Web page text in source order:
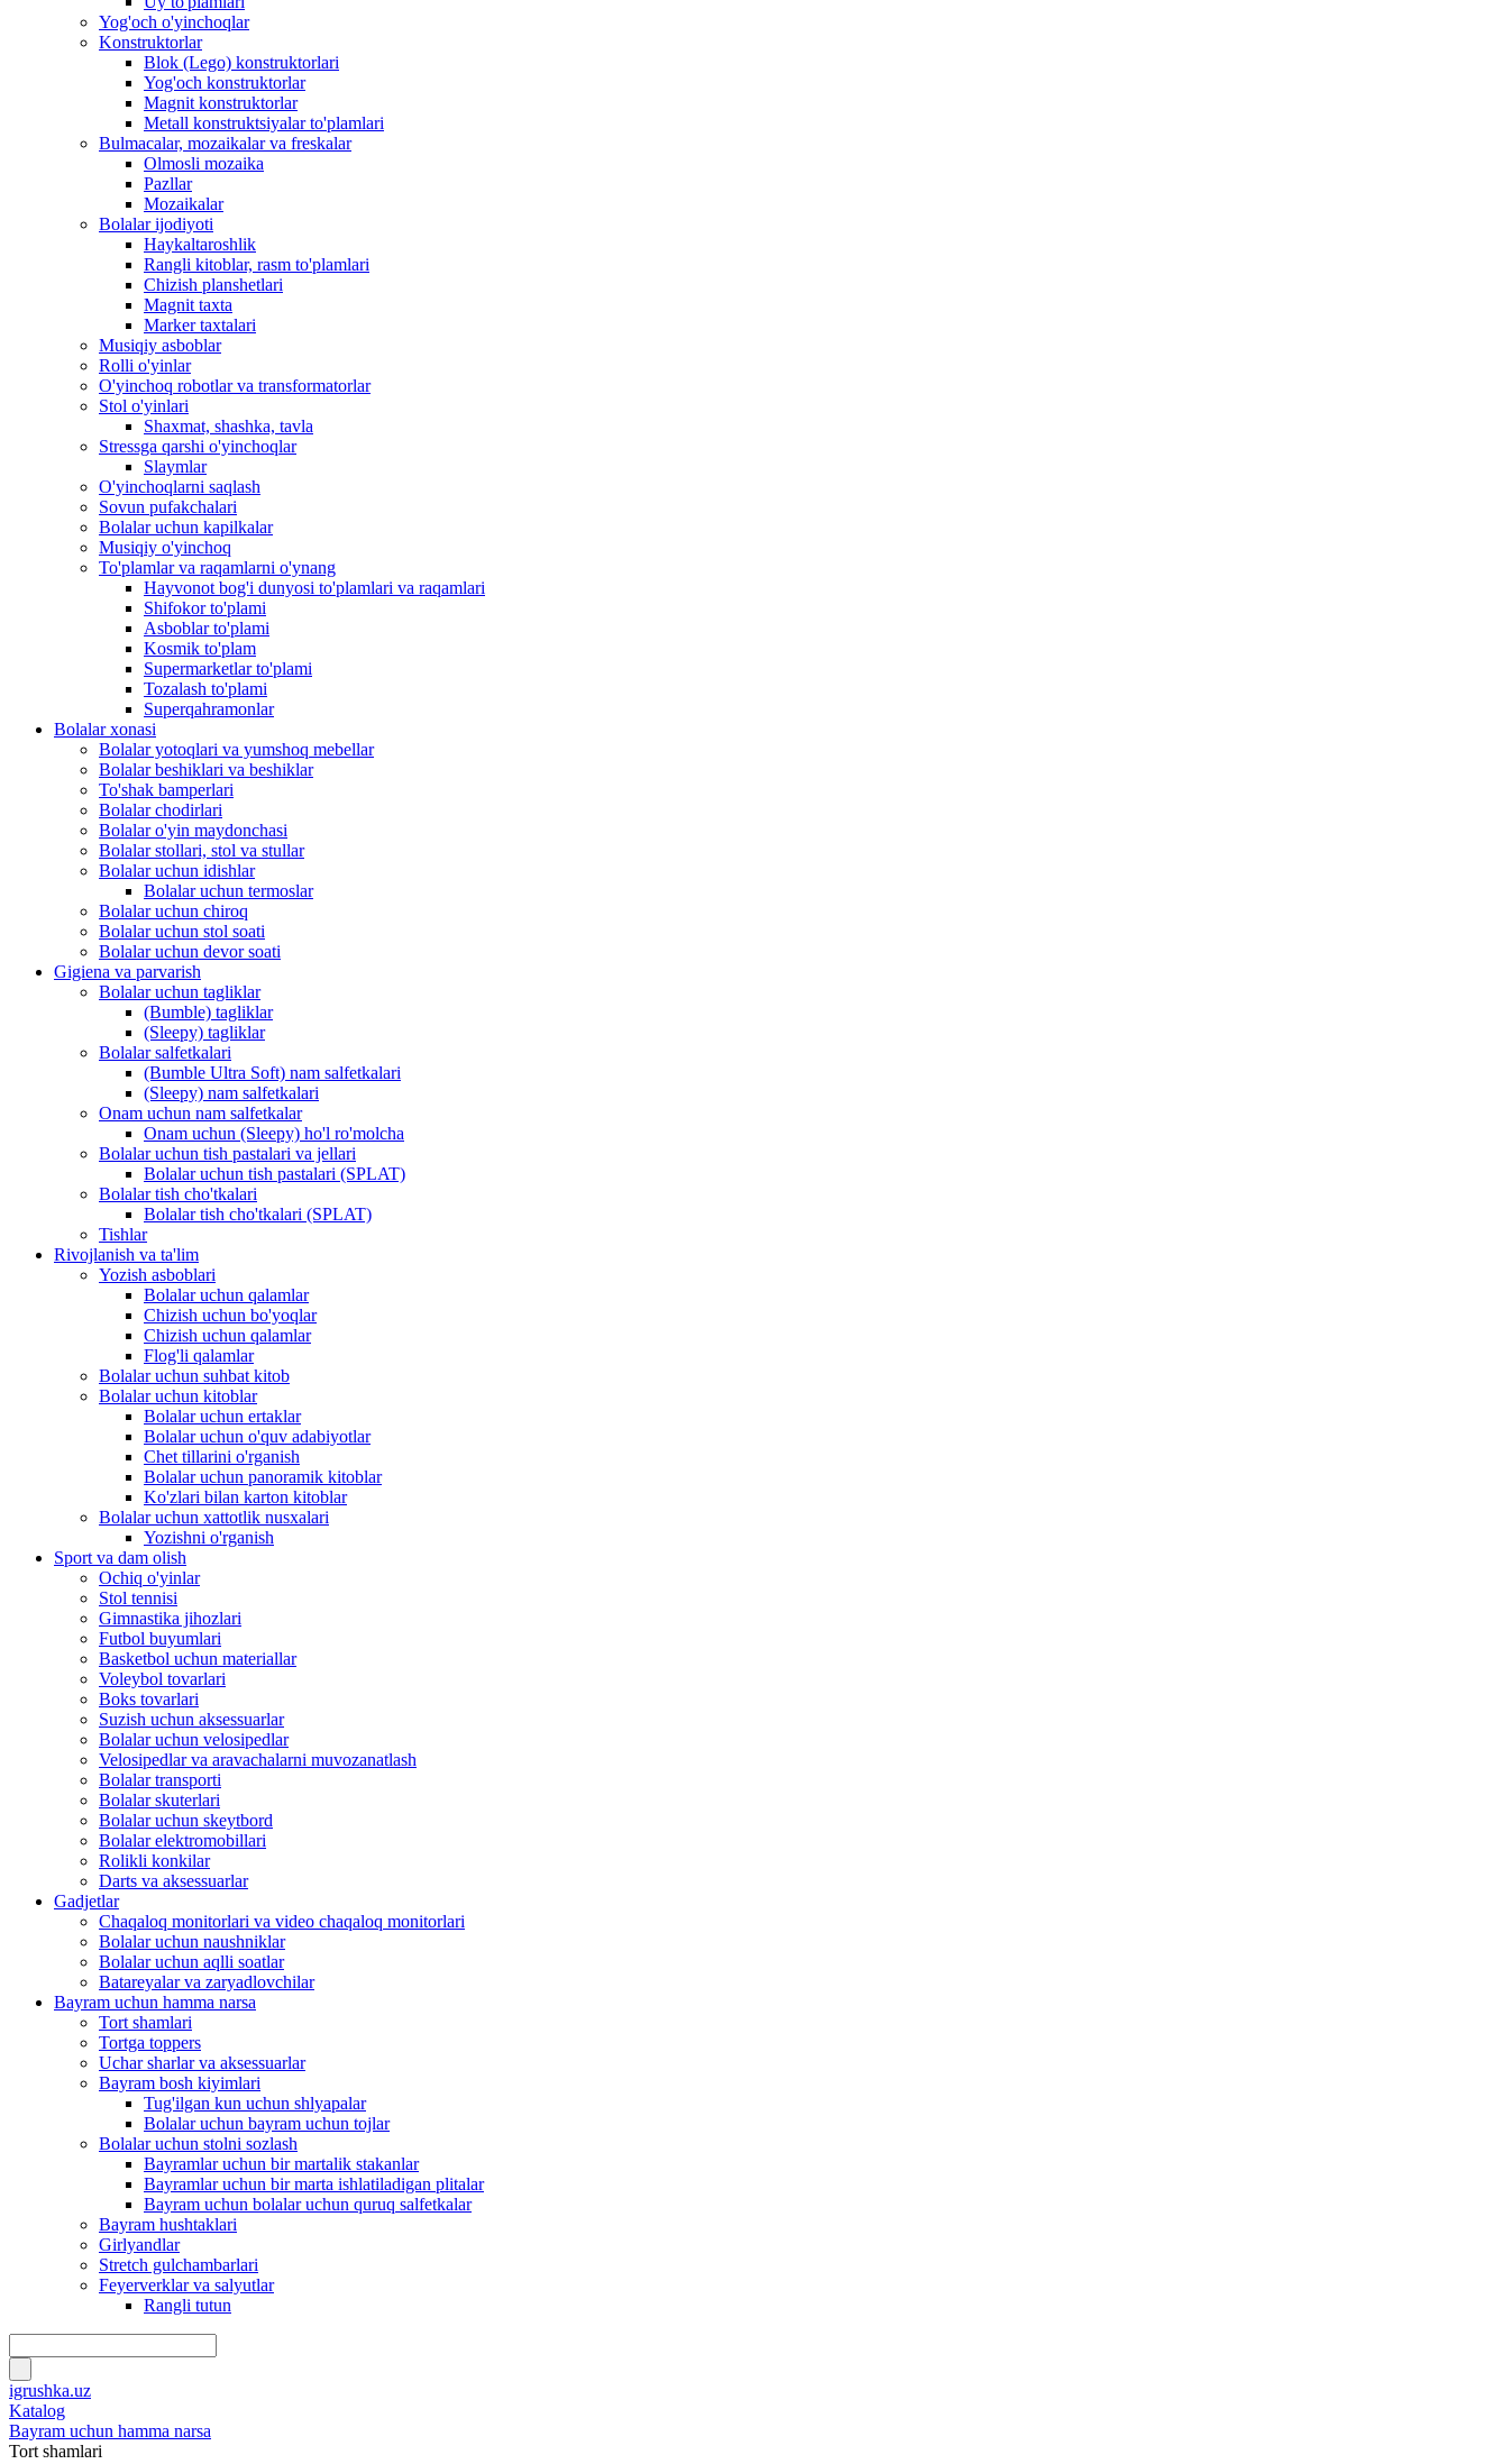
Yog'och o'yinchoqlar
Konstruktorlar
Blok (Lego) konstruktorlari
Yog'och konstruktorlar
Magnit konstruktorlar
Metall konstruktsiyalar to'plamlari
Bulmacalar, mozaikalar va freskalar
Olmosli mozaika
Pazllar
Mozaikalar
Bolalar ijodiyoti
Haykaltaroshlik
Rangli kitoblar, rasm to'plamlari
Chizish planshetlari
Magnit taxta
Marker taxtalari
Musiqiy asboblar
Rolli o'yinlar
O'yinchoq robotlar va transformatorlar
Stol o'yinlari
Shaxmat, shashka, tavla
Stressga qarshi o'yinchoqlar
Slaymlar
O'yinchoqlarni saqlash
Sovun pufakchalari
Bolalar uchun kapilkalar
Musiqiy o'yinchoq
To'plamlar va raqamlarni o'ynang
Hayvonot bog'i dunyosi to'plamlari va raqamlari
Shifokor to'plami
Asboblar to'plami
Kosmik to'plam
Supermarketlar to'plami
Tozalash to'plami
Superqahramonlar
Bolalar xonasi
Bolalar yotoqlari va yumshoq mebellar
Bolalar beshiklari va beshiklar
To'shak bamperlari
Bolalar chodirlari
Bolalar o'yin maydonchasi
Bolalar stollari, stol va stullar
Bolalar uchun idishlar
Bolalar uchun termoslar
Bolalar uchun chiroq
Bolalar uchun stol soati
Bolalar uchun devor soati
Gigiena va parvarish
Bolalar uchun tagliklar
(Bumble) tagliklar
(Sleepy) tagliklar
Bolalar salfetkalari
(Bumble Ultra Soft) nam salfetkalari
(Sleepy) nam salfetkalari
Onam uchun nam salfetkalar
Onam uchun (Sleepy) ho'l ro'molcha
Bolalar uchun tish pastalari va jellari
Bolalar uchun tish pastalari (SPLAT)
Bolalar tish cho'tkalari
Bolalar tish cho'tkalari (SPLAT)
Tishlar
Rivojlanish va ta'lim
Yozish asboblari
Bolalar uchun qalamlar
Chizish uchun bo'yoqlar
Chizish uchun qalamlar
Flog'li qalamlar
Bolalar uchun suhbat kitob
Bolalar uchun kitoblar
Bolalar uchun ertaklar
Bolalar uchun o'quv adabiyotlar
Chet tillarini o'rganish
Bolalar uchun panoramik kitoblar
Ko'zlari bilan karton kitoblar
Bolalar uchun xattotlik nusxalari
Yozishni o'rganish
Sport va dam olish
Ochiq o'yinlar
Stol tennisi
Gimnastika jihozlari
Futbol buyumlari
Basketbol uchun materiallar
Voleybol tovarlari
Boks tovarlari
Suzish uchun aksessuarlar
Bolalar uchun velosipedlar
Velosipedlar va aravachalarni muvozanatlash
Bolalar transporti
Bolalar skuterlari
Bolalar uchun skeytbord
Bolalar elektromobillari
Rolikli konkilar
Darts va aksessuarlar
Gadjetlar
Chaqaloq monitorlari va video chaqaloq monitorlari
Bolalar uchun naushniklar
Bolalar uchun aqlli soatlar
Batareyalar va zaryadlovchilar
Bayram uchun hamma narsa
Tort shamlari
Tortga toppers
Uchar sharlar va aksessuarlar
Bayram bosh kiyimlari
Tug'ilgan kun uchun shlyapalar
Bolalar uchun bayram uchun tojlar
Bolalar uchun stolni sozlash
Bayramlar uchun bir martalik stakanlar
Bayramlar uchun bir marta ishlatiladigan plitalar
Bayram uchun bolalar uchun quruq salfetkalar
Bayram hushtaklari
Girlyandlar
Stretch gulchambarlari
Feyerverklar va salyutlar
Rangli tutun
igrushka.uz
Katalog
Bayram uchun hamma narsa
Tort shamlari